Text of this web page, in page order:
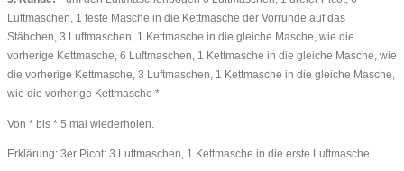
Luftmaschen, 1 feste Masche in die Kettmasche der Vorrunde auf das
Stäbchen, 3 Luftmaschen, 1 Kettmasche in die gleiche Masche, wie die
vorherige Kettmasche, 6 Luftmaschen, 1 Kettmasche in die gleiche Masche, wie
die vorherige Kettmasche, 3 Luftmaschen, 1 Kettmasche in die gleiche Masche,
wie die vorherige Kettmasche *
Von * bis * 5 mal wiederholen.
Erklärung: 3er Picot: 3 Luftmaschen, 1 Kettmasche in die erste Luftmasche